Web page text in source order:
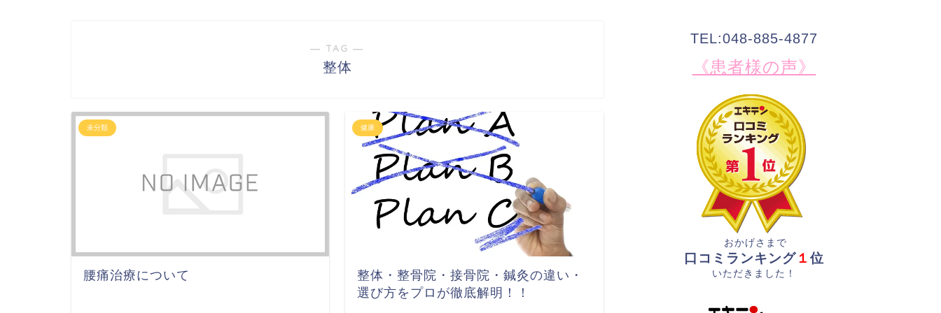
― TAG ―
整体
未分類
腰痛治療について
健康
整体・整骨院・接骨院・鍼灸の違い・
選び方をプロが徹底解明！！
TEL:048-885-4877
《患者様の声》
おかげさまで
口コミランキング１ 位
いただきました！